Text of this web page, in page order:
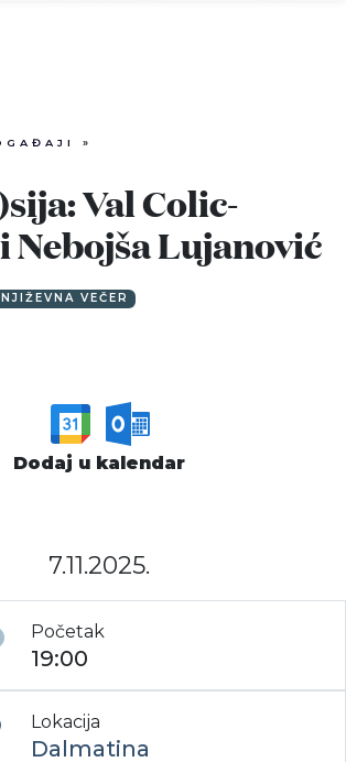
Događaji
Recenzije
Pretraga
»
Val Colic-
Nebojša Lujanović
VEČER
Dodaj u kalendar
7.11.2025.
Početak
19:00
Lokacija
Dalmatina